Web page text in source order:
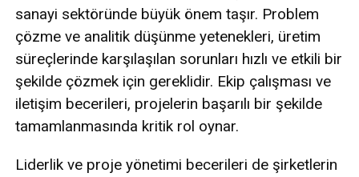
sanayi sektöründe büyük önem taşır. Problem
çözme ve analitik düşünme yetenekleri, üretim
süreçlerinde karşılaşılan sorunları hızlı ve etkili bir
şekilde çözmek için gereklidir. Ekip çalışması ve
iletişim becerileri, projelerin başarılı bir şekilde
tamamlanmasında kritik rol oynar.
Liderlik ve proje yönetimi becerileri de şirketlerin